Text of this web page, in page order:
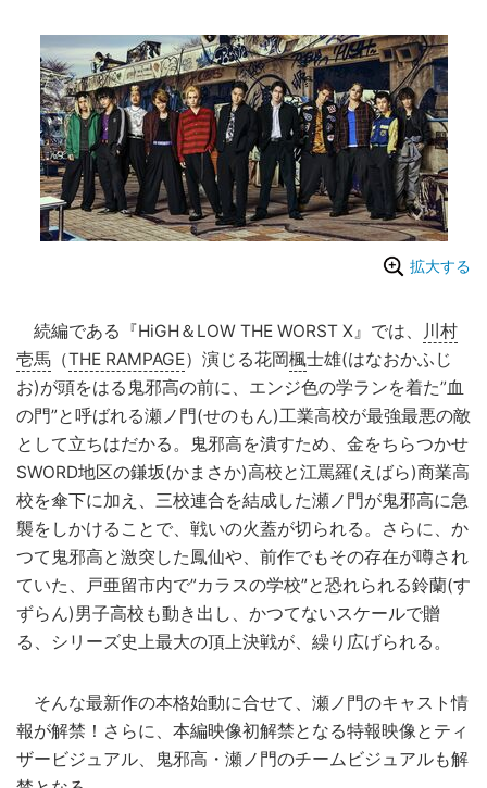
拡大する
続編である『HiGH＆LOW THE WORST X』では、
川村
壱馬 （THE RAMPAGE）演じる花岡楓士雄(はなおかふじ
お)が頭をはる鬼邪高の前に、エンジ色の学ランを着た”血
の門”と呼ばれる瀬ノ門(せのもん)工業高校が最強最悪の敵
として立ちはだかる。鬼邪高を潰すため、金をちらつかせ
SWORD地区の鎌坂(かまさか)高校と江罵羅(えばら)商業高
校を傘下に加え、三校連合を結成した瀬ノ門が鬼邪高に急
襲をしかけることで、戦いの火蓋が切られる。さらに、か
つて鬼邪高と激突した鳳仙や、前作でもその存在が噂され
ていた、戸亜留市内で”カラスの学校”と恐れられる鈴蘭(す
ずらん)男子高校も動き出し、かつてないスケールで贈
る、シリーズ史上最大の頂上決戦が、繰り広げられる。
そんな最新作の本格始動に合せて、瀬ノ門のキャスト情
報が解禁！さらに、本編映像初解禁となる特報映像とティ
ザービジュアル、鬼邪高・瀬ノ門のチームビジュアルも解